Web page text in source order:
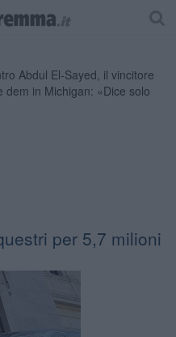
per 5,7 milioni